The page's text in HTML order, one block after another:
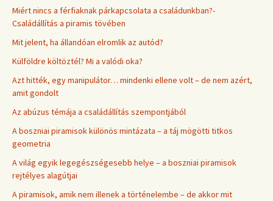
Miért nincs a férfiaknak párkapcsolata a családunkban?-
Családállítás a piramis tövében
Mit jelent, ha állandóan elromlik az autód?
Külföldre költöztél? Mi a valódi oka?
Azt hitték, egy manipulátor… mindenki ellene volt – de nem azért,
amit gondolt
Az abúzus témája a családállítás szempontjából
A boszniai piramisok különös mintázata – a táj mögötti titkos
geometria
A világ egyik legegészségesebb helye – a boszniai piramisok
rejtélyes alagútjai
A piramisok, amik nem illenek a történelembe – de akkor mit